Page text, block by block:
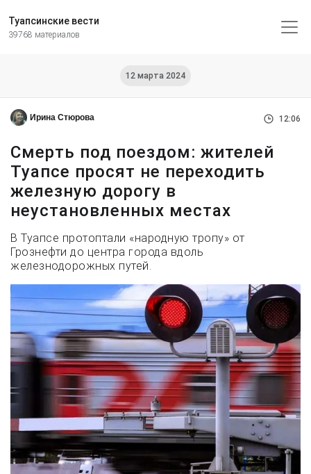
Туапсинские вести
39768 материалов
12 марта 2024
Ирина Стюрова 12:06
Смерть под поездом: жителей
Туапсе просят не переходить
железную дорогу в
неустановленных местах
В Туапсе протоптали «народную тропу» от
Грознефти до центра города вдоль
железнодорожных путей.